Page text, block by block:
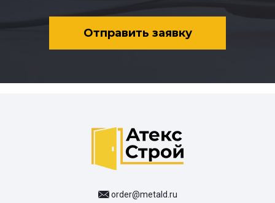
Отправить заявку
order@metald.ru